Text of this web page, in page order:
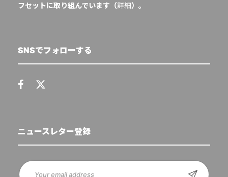
フセットに取り組んでいます（詳細）。
SNSでフォローする
ニュースレター登録